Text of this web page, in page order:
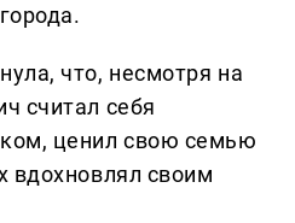
что, несмотря на
считал себя
ценил свою семью
вдохновлял своим